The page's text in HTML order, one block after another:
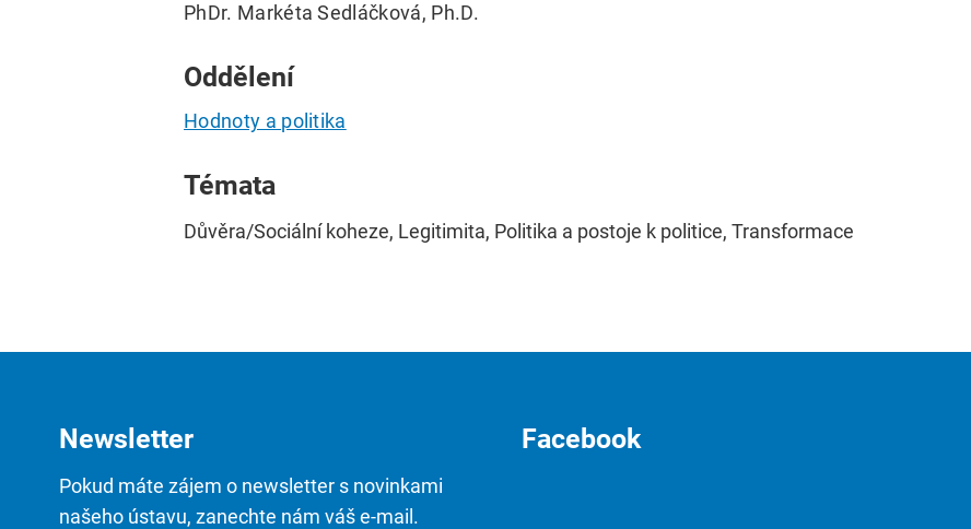
PhDr. Markéta Sedláčková, Ph.D.
Oddělení
Hodnoty a politika
Témata
Důvěra/Sociální koheze, Legitimita, Politika a postoje k politice, Transformace
Newsletter
Pokud máte zájem o newsletter s novinkami
našeho ústavu, zanechte nám váš e-mail.
Facebook